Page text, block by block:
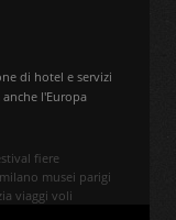
di hotel e servizi
l'Europa
fiere
milano musei parigi
viaggi voli